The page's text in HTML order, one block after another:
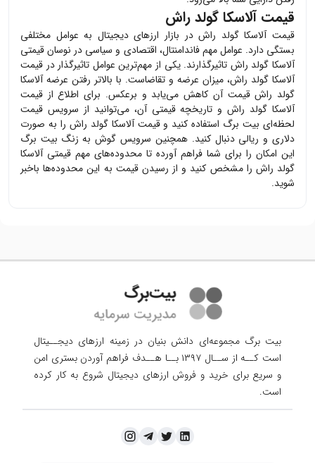
قیمت آلاسکا گولد راش
قیمتآلاسکا گولد راشدر بازار ارزهای دیجیتال به عوامل مختلفی
بستگی دارد. عوامل مهم فاندامنتال، اقتصادی و سیاسی در نوسان قیمتی
آلاسکا گولد راش تاثیرگذارند. یکی از مهم‌ترین عوامل تاثیرگذار در قیمت
آلاسکا گولد راش، میزان عرضه و تقاضاست. با بالاتر رفتن عرضهآلاسکا
گولد راشقیمت آن کاهش می‌یابد و برعکس. برای اطلاع از قیمت
آلاسکا گولد راشو تاریخچه قیمتی آن، می‌توانید از سرویس قیمت
لحظه‌ای بیت برگ استفاده کنید و قیمتآلاسکا گولد راش را به صورت
دلاری و ریالی دنبال کنید. همچنین سرویس گوش به زنگ بیت برگ
این امکان را برای شما فراهم آورده تا محدوده‌های مهم قیمتیآلاسکا
گولد راش را مشخص کنید و از رسیدن قیمت به این محدوده‌ها باخبر
شوید.
بیت برگ مجموعه‌ای دانش بنیان در زمینه ارزهای دیجــیتال
است کــه از ســال ۱۳۹۷ بــا هــدف فراهم آوردن
بستری امن
و سریع برای خرید و فروش ارزهای دیجیتال شروع به کار کرده
است.